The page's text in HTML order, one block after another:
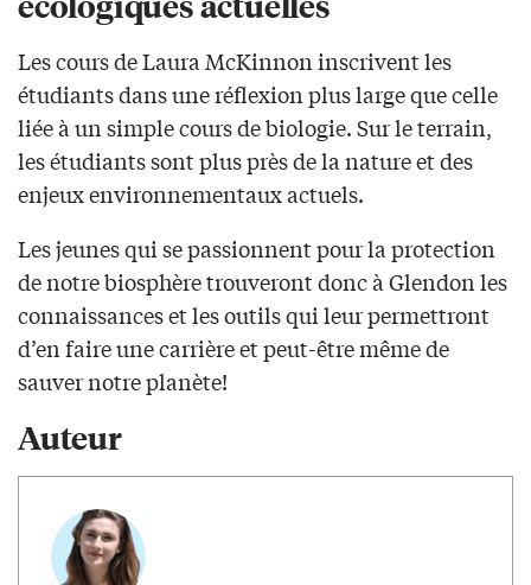
Les cours de Laura McKinnon inscrivent les
étudiants dans une réflexion plus large que celle
liée à un simple cours de biologie. Sur le terrain,
les étudiants sont plus près de la nature et des
enjeux environnementaux actuels.
Les jeunes qui se passionnent pour la protection
de notre biosphère trouveront donc à Glendon les
connaissances et les outils qui leur permettront
d’en faire une carrière et peut-être même de
sauver notre planète!
Auteur